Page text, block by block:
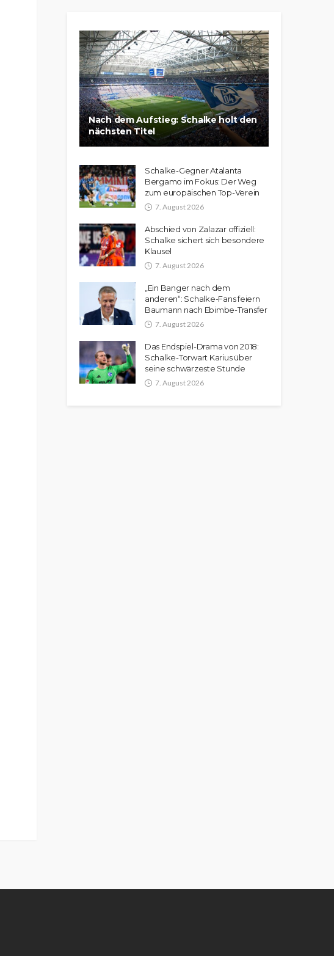
Nach dem Aufstieg: Schalke holt den
nächsten Titel
Schalke-Gegner Atalanta
Bergamo im Fokus: Der Weg
zum europäischen Top-Verein
7. August 2026
Abschied von Zalazar offiziell:
Schalke sichert sich besondere
Klausel
7. August 2026
„Ein Banger nach dem
anderen“: Schalke-Fans feiern
Baumann nach Ebimbe-Transfer
7. August 2026
Das Endspiel-Drama von 2018:
Schalke-Torwart Karius über
seine schwärzeste Stunde
7. August 2026